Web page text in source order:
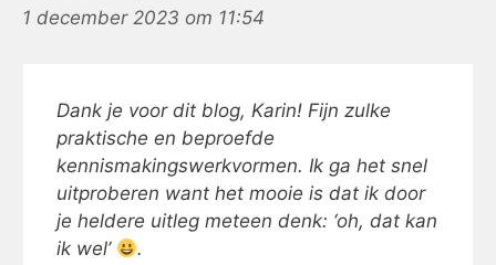
1 december 2023 om 11:54
Dank je voor dit blog, Karin! Fijn zulke
praktische en beproefde
kennismakingswerkvormen. Ik ga het snel
uitproberen want het mooie is dat ik door
je heldere uitleg meteen denk: ‘oh, dat kan
ik wel’
.